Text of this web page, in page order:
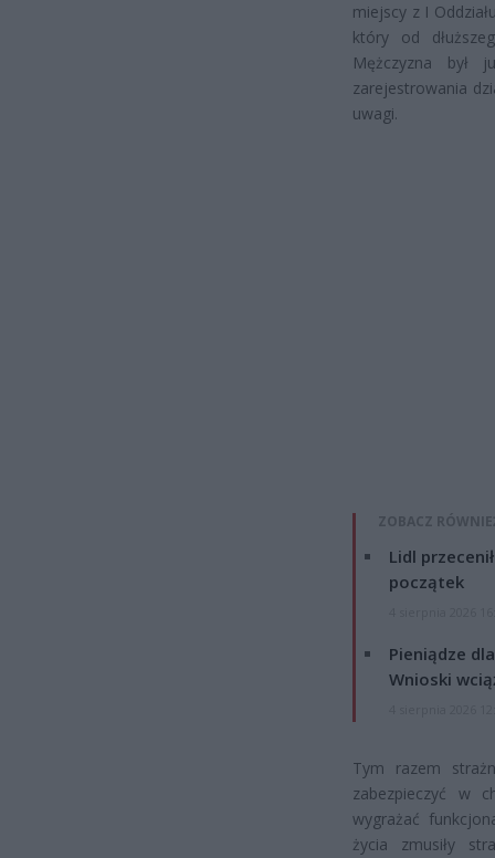
miejscy z I
który od
Mężczyzna był
zarejestrowania
uwagi.
ZOBACZ
Lidl
początek
Pieniądze
Wnioski
Tym razem
zabezpieczyć w
wygrażać
życia zmusiły